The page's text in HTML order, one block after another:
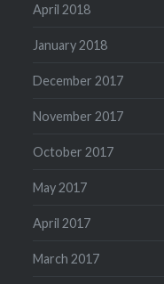
April 2018
January 2018
December 2017
November 2017
October 2017
May 2017
April 2017
March 2017